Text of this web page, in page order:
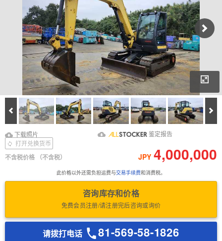
Prev
下载照片
下载照片 Download Inspection
鉴定报告
不含税价格 （不含税） JPY 4,000,000
打开兑换货币
此价格以外还需负担运费与交易手续费和消费税。
咨询库存和价格
免费会员注册/请注册完后咨询或询价
请拨打电话 81-569-58-1826